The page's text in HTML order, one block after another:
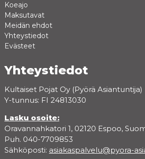
Koeajo
Maksutavat
Meidän ehdot
Yhteystiedot
Evästeet
Yhteystiedot
Kultaiset Pojat Oy (Pyörä Asiantuntija)
Y-tunnus: FI 24813030
Lasku osoite:
Oravannahkatori 1, 02120 Espoo,
Puh. 040-7709853
Sähköposti: asiakaspalvelu@pyora-